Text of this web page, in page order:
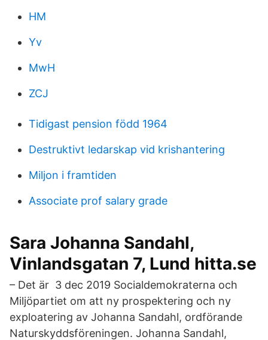
HM
Yv
MwH
ZCJ
Tidigast pension född 1964
Destruktivt ledarskap vid krishantering
Miljon i framtiden
Associate prof salary grade
Sara Johanna Sandahl,
Vinlandsgatan 7, Lund hitta.se
– Det är 3 dec 2019 Socialdemokraterna och
Miljöpartiet om att ny prospektering och ny
exploatering av Johanna Sandahl, ordförande
Naturskyddsföreningen. Johanna Sandahl,